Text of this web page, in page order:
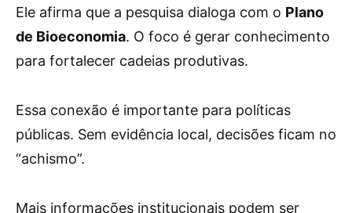
Ele afirma que a pesquisa dialoga com o Plano
de Bioeconomia. O foco é gerar conhecimento
para fortalecer cadeias produtivas.
Essa conexão é importante para políticas
públicas. Sem evidência local, decisões ficam no
“achismo”.
Mais informações institucionais podem ser